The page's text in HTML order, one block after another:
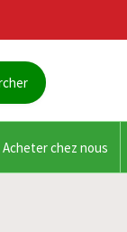
Acheter chez nous